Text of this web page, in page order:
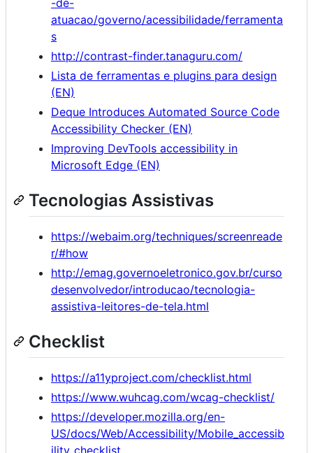
atuacao/governo/acessibilidade/ferramenta
s
http://contrast-finder.tanaguru.com/
Lista de ferramentas e plugins para design
(EN)
Deque Introduces Automated Source Code
Accessibility Checker (EN)
Improving DevTools accessibility in
Microsoft Edge (EN)
Tecnologias Assistivas
https://webaim.org/techniques/screenreade
r/#how
http://emag.governoeletronico.gov.br/curso
desenvolvedor/introducao/tecnologia-
assistiva-leitores-de-tela.html
Checklist
https://a11yproject.com/checklist.html
https://www.wuhcag.com/wcag-checklist/
https://developer.mozilla.org/en-
US/docs/Web/Accessibility/Mobile_accessib
ility_checklist